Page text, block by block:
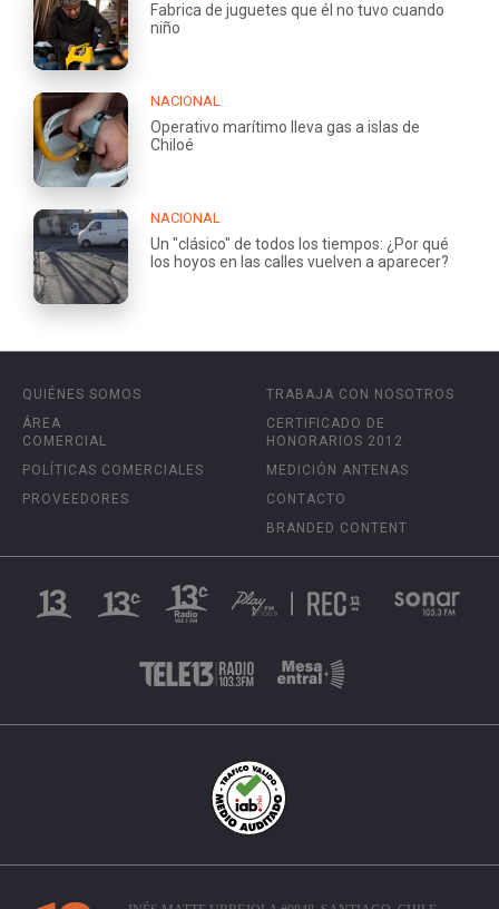
Fabrica de juguetes que él no tuvo cuando
niño
NACIONAL
Operativo marítimo lleva gas a islas de
Chiloé
NACIONAL
Un "clásico" de todos los tiempos: ¿Por qué
los hoyos en las calles vuelven a aparecer?
QUIÉNES SOMOS
ÁREA
COMERCIAL
POLÍTICAS COMERCIALES
PROVEEDORES
TRABAJA CON NOSOTROS
CERTIFICADO DE
HONORARIOS 2012
MEDICIÓN ANTENAS
CONTACTO
BRANDED CONTENT